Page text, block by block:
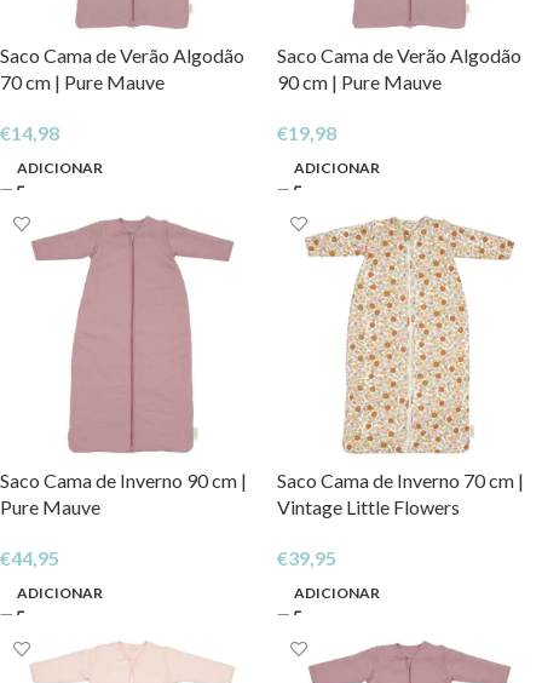
Saco Cama de Verão Algodão
70 cm | Pure Mauve
€14,98
ADICIONAR
Saco Cama de Verão Algodão
90 cm | Pure Mauve
€19,98
ADICIONAR
Saco Cama de Inverno 90 cm |
Pure Mauve
€44,95
ADICIONAR
Saco Cama de Inverno 70 cm |
Vintage Little Flowers
€39,95
ADICIONAR